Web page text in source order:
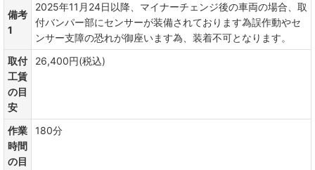
備考
1
2025年11月24日以降、マイナーチェンジ後の車両の場合、取
付バンパー部にセンサーが装備されております為誤作動やセ
ンサー支障の恐れが御座います為、装着不可となります。
取付
工賃
の目
安
26,400円(税込)
作業
時間
の目
180分